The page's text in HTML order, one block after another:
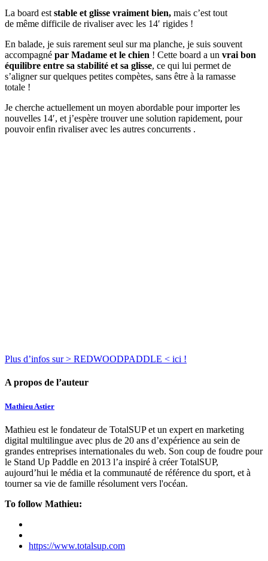
La board est stable et glisse vraiment bien, mais c’est tout
de même difficile de rivaliser avec les 14′ rigides !
En balade, je suis rarement seul sur ma planche, je suis souvent
accompagné par Madame et le chien ! Cette board a un vrai bon
équilibre entre sa stabilité et sa glisse, ce qui lui permet de
s’aligner sur quelques petites compètes, sans être à la ramasse
totale !
Je cherche actuellement un moyen abordable pour importer les
nouvelles 14′, et j’espère trouver une solution rapidement, pour
pouvoir enfin rivaliser avec les autres concurrents .
Plus d’infos sur > REDWOODPADDLE < ici !
A propos de l’auteur
Mathieu Astier
Mathieu est le fondateur de TotalSUP et un expert en marketing
digital multilingue avec plus de 20 ans d’expérience au sein de
grandes entreprises internationales du web. Son coup de foudre pour
le Stand Up Paddle en 2013 l’a inspiré à créer TotalSUP,
aujourd’hui le média et la communauté de référence du sport, et à
tourner sa vie de famille résolument vers l'océan.
To follow Mathieu:
https://www.totalsup.com